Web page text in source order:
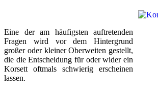
Eine der am häufigsten auftretenden
Fragen wird vor dem Hintergrund
großer oder kleiner Oberweiten gestellt,
die die Entscheidung für oder wider ein
Korsett oftmals schwierig erscheinen
lassen.